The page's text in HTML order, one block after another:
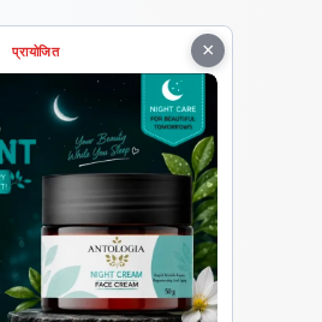
×
प्रायोजित